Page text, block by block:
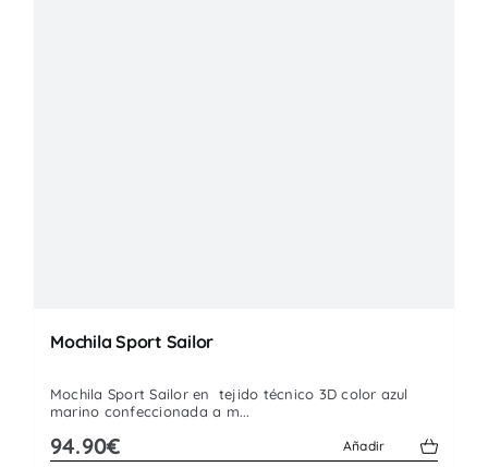
Mochila Sport Sailor
Mochila Sport Sailor en tejido técnico 3D color azul
marino confeccionada a m...
94.90€ Añadir